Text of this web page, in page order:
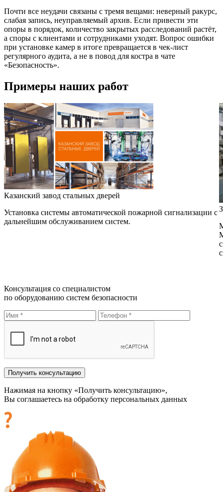
Почти все неудачи связаны с тремя вещами: неверный ракурс,
слабая запись, неуправляемый архив. Если привести эти
опоры в порядок, количество закрытых расследований растёт,
а споры с клиентами и сотрудниками уходят. Вопрос ошибки
при установке камер в итоге превращается в чек-лист
регулярного аудита, а не в повод для костра в чате
«Безопасность».
Примеры наших работ
Казанский завод стальных дверей
Установка системы автоматической пожарной сигнализации с
дальнейшим обслуживанием систем.
Консультация со специалистом
по оборудованию систем безопасности
Нажимая на кнопку «Получить консультацию»,
Вы соглашаетесь на обработку персональных данных